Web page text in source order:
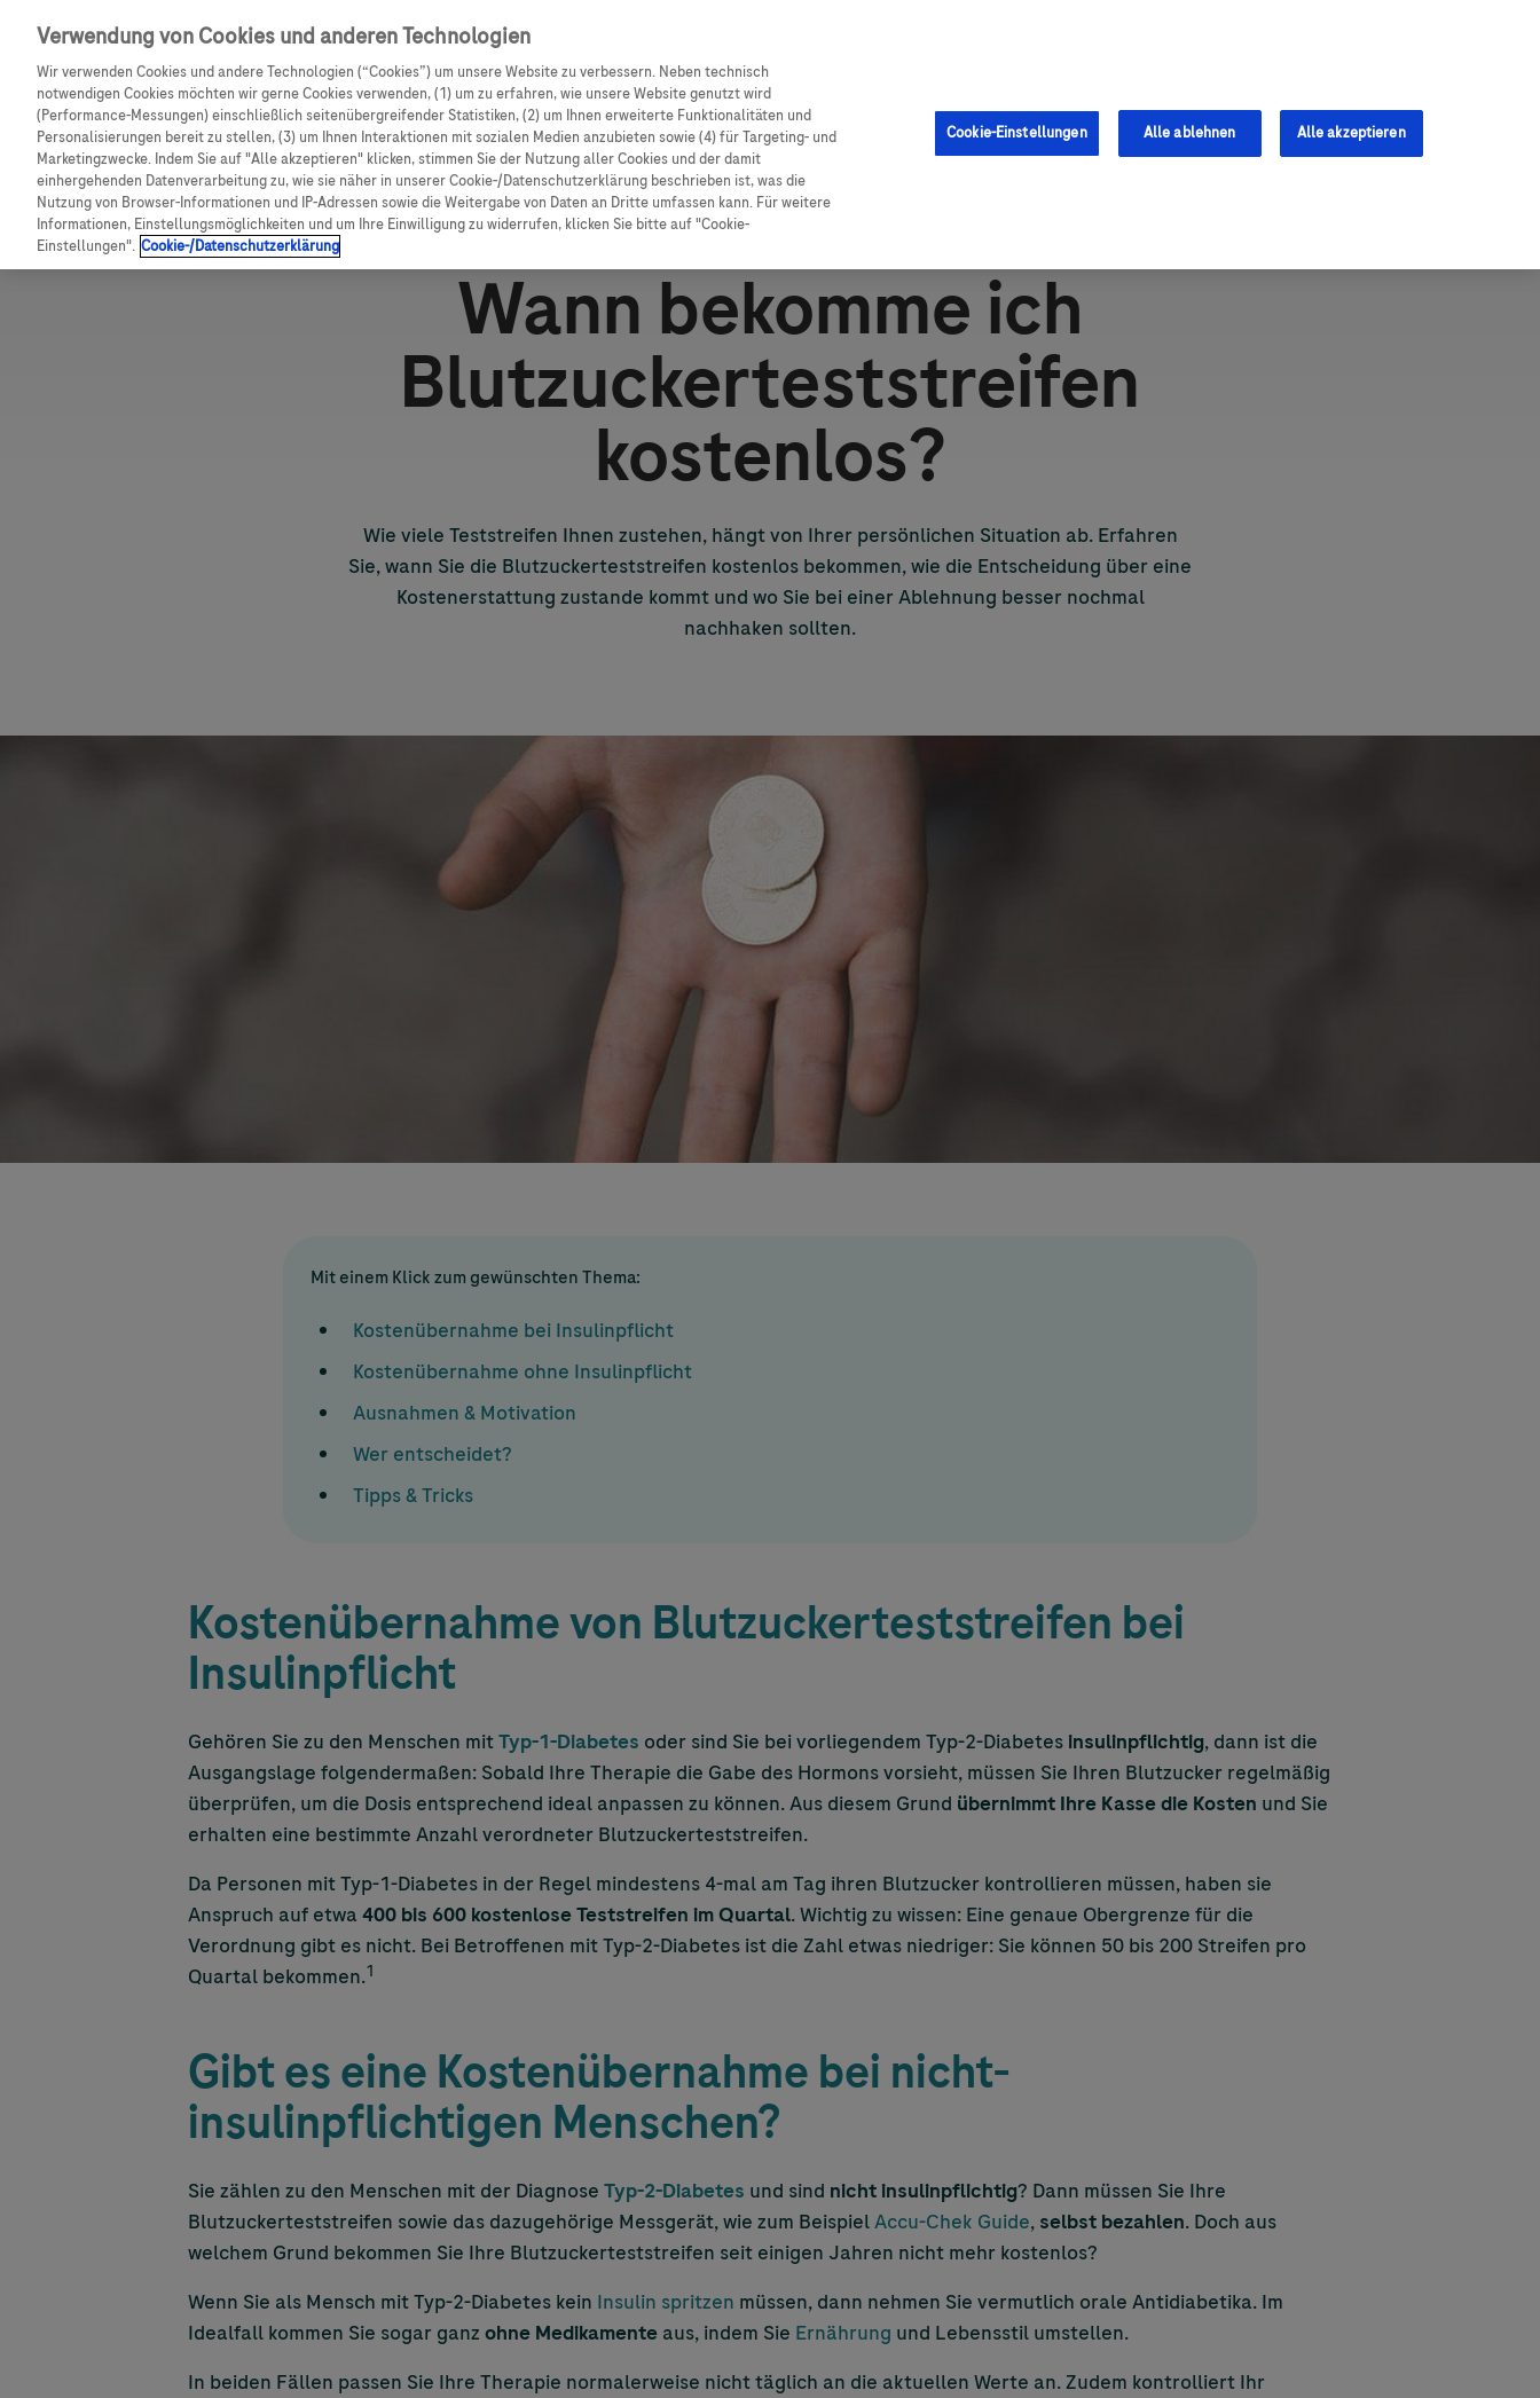
Skip navigation
CGM Testsensor bestellen CGM Sensor Produkte
Shop
Pfadnavigation
Startseite Ratgeber Diabetes Blutzucker Teststreifen Krankenkasse
Wann bekomme ich
Blutzuckerteststreifen
kostenlos?
Wie viele Teststreifen Ihnen zustehen, hängt von Ihrer persönlichen Situation ab. Erfahren
Sie, wann Sie die Blutzuckerteststreifen kostenlos bekommen, wie die Entscheidung über eine
Kostenerstattung zustande kommt und wo Sie bei einer Ablehnung besser nochmal
nachhaken sollten.
Mit einem Klick zum gewünschten Thema:
Kostenübernahme bei Insulinpflicht
Kostenübernahme ohne Insulinpflicht
Ausnahmen & Motivation
Wer entscheidet?
Tipps & Tricks
Kostenübernahme von Blutzuckerteststreifen bei
Insulinpflicht
Gehören Sie zu den Menschen mitTyp-1-Diabetes oder sind Sie bei vorliegendem Typ-2-Diabetesinsulinpflichtig, dann ist die
Ausgangslage folgendermaßen: Sobald Ihre Therapie die Gabe des Hormons vorsieht, müssen Sie Ihren Blutzucker regelmäßig
überprüfen, um die Dosis entsprechend ideal anpassen zu können. Aus diesem Grund übernimmt Ihre Kasse die Kosten und Sie
erhalten eine bestimmte Anzahl verordneter Blutzuckerteststreifen.
Da Personen mit Typ-1-Diabetes in der Regel mindestens 4-mal am Tag ihren Blutzucker kontrollieren müssen, haben sie
Anspruch auf etwa 400 bis 600 kostenlose Teststreifen im Quartal. Wichtig zu wissen: Eine genaue Obergrenze für die
Verordnung gibt es nicht. Bei Betroffenen mit Typ-2-Diabetes ist die Zahl etwas niedriger: Sie können 50 bis 200 Streifen pro
Quartal bekommen.1
Gibt es eine Kostenübernahme bei nicht-
insulinpflichtigen Menschen?
Sie zählen zu den Menschen mit der Diagnose Typ-2-Diabetes und sind nicht insulinpflichtig? Dann müssen Sie Ihre
Blutzuckerteststreifen sowie das dazugehörige Messgerät, wie zum BeispielAccu-Chek Guide, selbst bezahlen. Doch aus
welchem Grund bekommen Sie Ihre Blutzuckerteststreifen seit einigen Jahren nicht mehr kostenlos?
Wenn Sie als Mensch mit Typ-2-Diabetes kein Insulin spritzen müssen, dann nehmen Sie vermutlich orale Antidiabetika. Im
Idealfall kommen Sie sogar ganz ohne Medikamente aus, indem Sie Ernährung und Lebensstil umstellen.
In beiden Fällen passen Sie Ihre Therapie normalerweise nicht täglich an die aktuellen Werte an. Zudem kontrolliert Ihr
Verwendung von Cookies und anderen Technologien
Wir verwenden Cookies und andere Technologien (“Cookies”) um unsere Website zu verbessern. Neben technisch
notwendigen Cookies möchten wir gerne Cookies verwenden, (1) um zu erfahren, wie unsere Website genutzt wird
(Performance-Messungen) einschließlich seitenübergreifender Statistiken, (2) um Ihnen erweiterte Funktionalitäten und
Personalisierungen bereit zu stellen, (3) um Ihnen Interaktionen mit sozialen Medien anzubieten sowie (4) für Targeting- und
Marketingzwecke. Indem Sie auf "Alle akzeptieren" klicken, stimmen Sie der Nutzung aller Cookies und der damit
einhergehenden Datenverarbeitung zu, wie sie näher in unserer Cookie-/Datenschutzerklärung beschrieben ist, was die
Nutzung von Browser-Informationen und IP-Adressen sowie die Weitergabe von Daten an Dritte umfassen kann. Für weitere
Informationen, Einstellungsmöglichkeiten und um Ihre Einwilligung zu widerrufen, klicken Sie bitte auf "Cookie-
Einstellungen". Cookie-/Datenschutzerklärung
Cookie-Einstellungen Alle ablehnen Alle akzeptieren